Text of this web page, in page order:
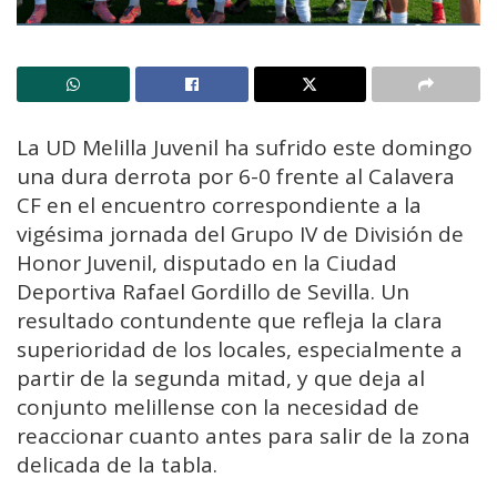
La UD Melilla Juvenil ha sufrido este domingo
una dura derrota por 6-0 frente al Calavera
CF en el encuentro correspondiente a la
vigésima jornada del Grupo IV de División de
Honor Juvenil, disputado en la Ciudad
Deportiva Rafael Gordillo de Sevilla. Un
resultado contundente que refleja la clara
superioridad de los locales, especialmente a
partir de la segunda mitad, y que deja al
conjunto melillense con la necesidad de
reaccionar cuanto antes para salir de la zona
delicada de la tabla.